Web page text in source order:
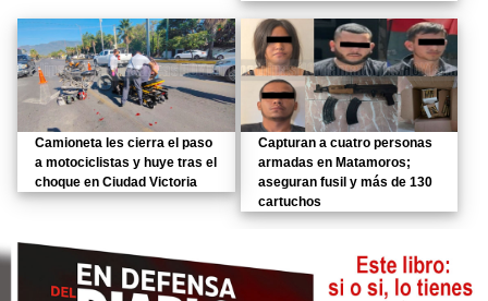
Camioneta les cierra el paso
a motociclistas y huye tras el
choque en Ciudad Victoria
Capturan a cuatro personas
armadas en Matamoros;
aseguran fusil y más de 130
cartuchos